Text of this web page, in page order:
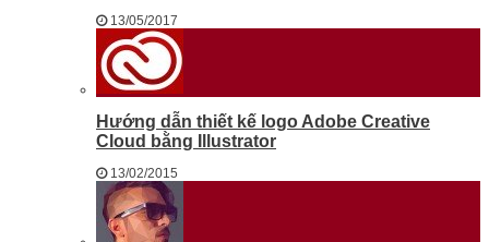
13/05/2017
Hướng dẫn thiết kế logo Adobe Creative
Cloud bằng Illustrator
13/02/2015